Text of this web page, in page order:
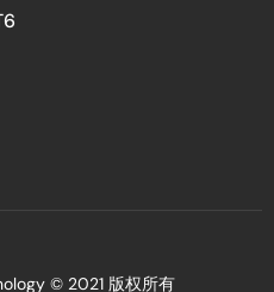
© 2021 版权所有